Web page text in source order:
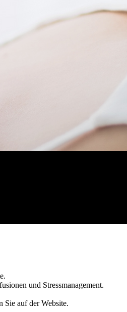
und Stressmanagement.
Sie auf der Website.